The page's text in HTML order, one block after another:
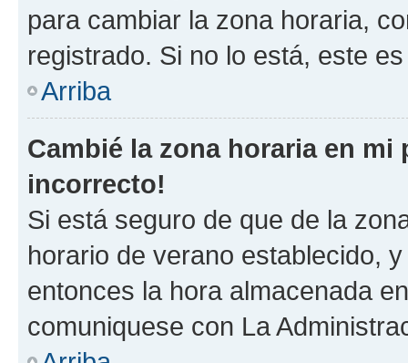
para cambiar la zona horaria,
registrado. Si no lo está, este
Arriba
Cambié la zona horaria en
incorrecto!
Si está seguro de que de la
horario de verano establecido,
entonces la hora almacenada
comuniquese con La